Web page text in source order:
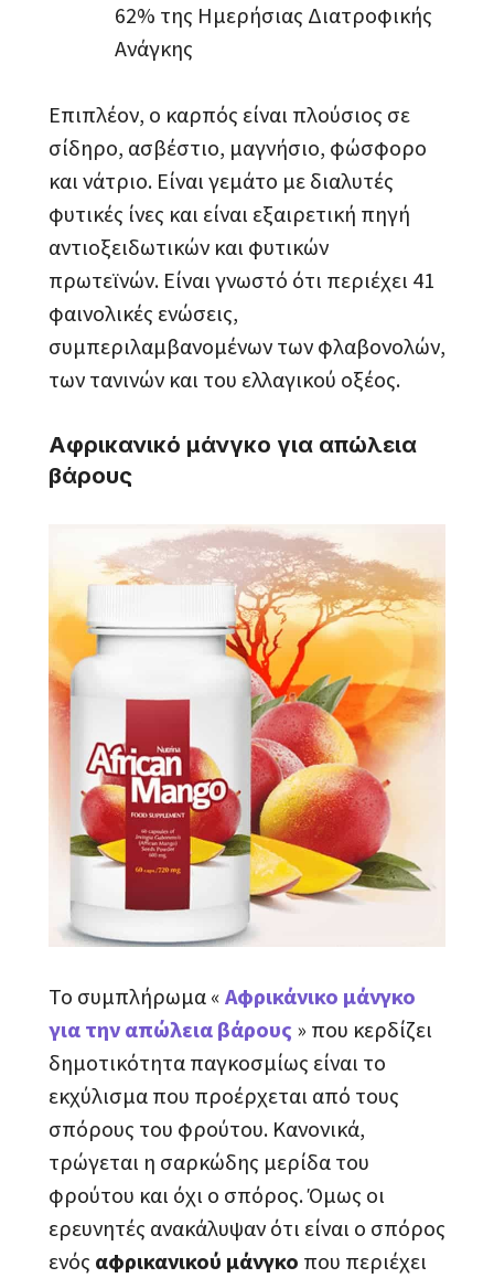
62% της Ημερήσιας Διατροφικής
Ανάγκης
Επιπλέον, ο καρπός είναι πλούσιος σε
σίδηρο, ασβέστιο, μαγνήσιο, φώσφορο
και νάτριο. Είναι γεμάτο με διαλυτές
φυτικές ίνες και είναι εξαιρετική πηγή
αντιοξειδωτικών και φυτικών
πρωτεϊνών. Είναι γνωστό ότι περιέχει 41
φαινολικές ενώσεις,
συμπεριλαμβανομένων των φλαβονολών,
των τανινών και του ελλαγικού οξέος.
Αφρικανικό μάνγκο για απώλεια
βάρους
Το συμπλήρωμα « Αφρικάνικο μάνγκο
για την απώλεια βάρους » που κερδίζει
δημοτικότητα παγκοσμίως είναι το
εκχύλισμα που προέρχεται από τους
σπόρους του φρούτου. Κανονικά,
τρώγεται η σαρκώδης μερίδα του
φρούτου και όχι ο σπόρος. Όμως οι
ερευνητές ανακάλυψαν ότι είναι ο σπόρος
ενός αφρικανικού μάνγκο που περιέχει